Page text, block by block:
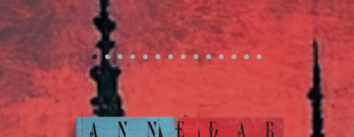
Дары металлические – территория без
ограничений: рамок и правил не
существует, а это значит, что сдерживаться
нет смысла. Поэтому зацикленность